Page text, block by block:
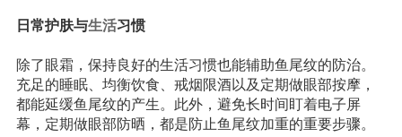
日常护肤与生活习惯
除了眼霜，保持良好的生活习惯也能辅助鱼尾纹的防治。
充足的睡眠、均衡饮食、戒烟限酒以及定期做眼部按摩，
都能延缓鱼尾纹的产生。此外，避免长时间盯着电子屏
幕，定期做眼部防晒，都是防止鱼尾纹加重的重要步骤。